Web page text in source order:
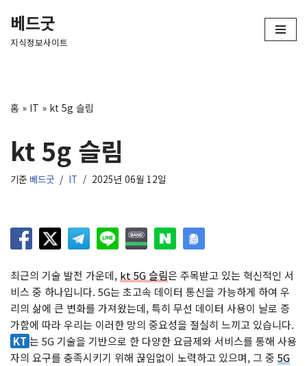
콘
건
기
베드굿
지식정보사이트
홈 » IT » kt 5g 슬림
kt 5g 슬림
기준 베드굿 IT 2025년 06월 12일
최근의 기술 발전 가운데, kt 5G 슬림은 주목받고 있는 혁신적인 서
비스 중 하나입니다. 5G는 초고속 데이터 통신을 가능하게 하여 우
리의 삶에 큰 변화를 가져왔는데, 특히 무선 데이터 사용이 날로 증
가함에 따라 우리는 이러한 망의 중요성을 절실히 느끼고 있습니다.
KT 는 5G 기술을 기반으로 한 다양한 요금제와 서비스를 통해 사용
자의 요구를 충족시키기 위해 끊임없이 노력하고 있으며, 그 중 5G